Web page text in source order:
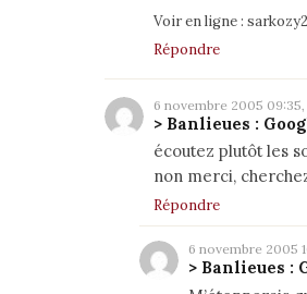
Voir en ligne :
Répondre
6 novembre 2005 09:35,
> Banlieues :
écoutez plutôt les
non merci,
Répondre
6 novembre 2005
> Banlieues :